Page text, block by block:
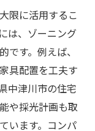
限に活用するこ
は、ゾーニング
です。例えば、
具配置を工夫す
中津川市の住宅
や採光計画も取
います。コンパ